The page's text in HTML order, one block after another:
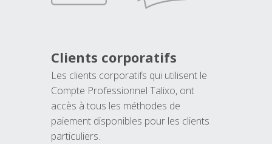
Clients corporatifs
Les clients corporatifs qui utilisent le
Compte Professionnel Talixo, ont
accès à tous les méthodes de
paiement disponibles pour les clients
particuliers.